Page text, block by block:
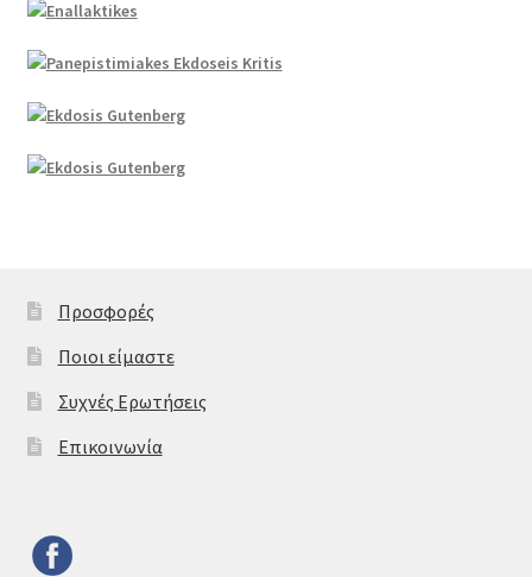
Προσφορές
Ποιοι είμαστε
Συχνές Ερωτήσεις
Επικοινωνία